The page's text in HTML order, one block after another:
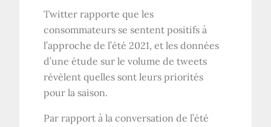
Twitter rapporte que les
consommateurs se sentent positifs à
l’approche de l’été 2021, et les données
d’une étude sur le volume de tweets
révèlent quelles sont leurs priorités
pour la saison.
Par rapport à la conversation de l’été